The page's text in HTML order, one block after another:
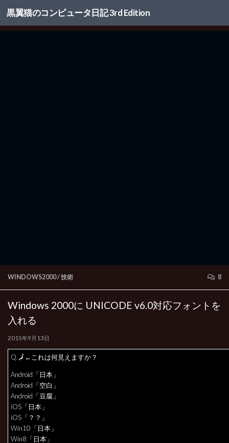
コンテンツへスキップ
黒翼猫のコンピュータ日記 3rd Edition
WINDOWS2000/技術 8
Windows 2000に UNICODE v6.0対応フォントを
入れる
2015年9月13日
Q.🗾←これは何見えますか？
Android「日本」
Android「空白」
Android「豆腐」
iOS「日本」
iOS「？？」
Win10「日本」
Win8「日本」